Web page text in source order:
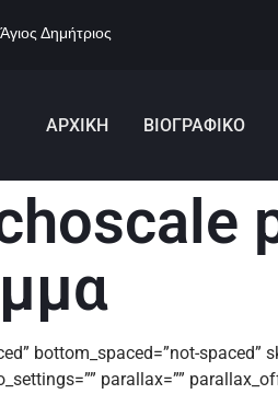
Δημήτριος
ΑΡΧΙΚΗ ΒΙΟΓΡΑΦΙΚΟ
bottom_spaced=”not-spaced”
parallax=””